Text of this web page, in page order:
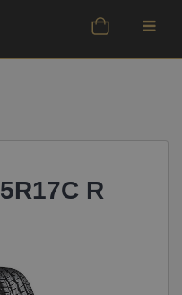
R